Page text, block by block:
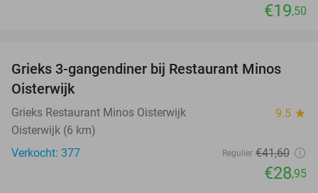
€19,50
30%
Grieks 3-gangendiner bij Restaurant Minos
Oisterwijk
Grieks Restaurant Minos Oisterwijk 9.5 star
Oisterwijk (6 km)
Verkocht: 377
Regulier €41,60
€28,95